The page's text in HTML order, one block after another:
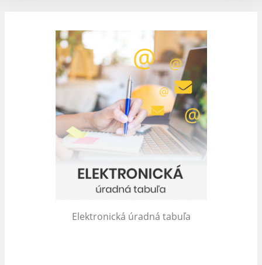
Elektronická úradná tabuľa